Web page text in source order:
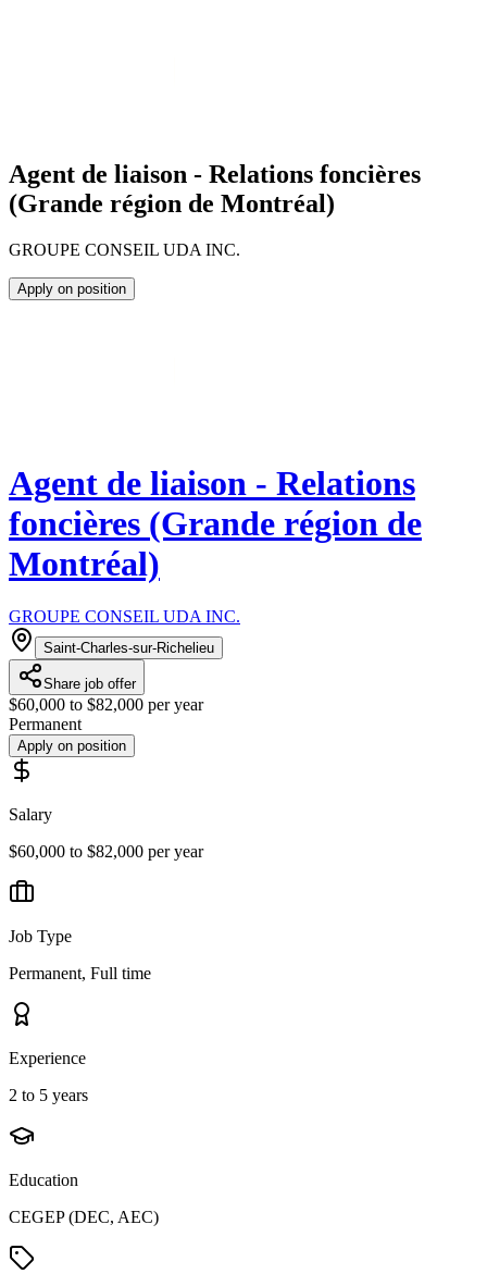
Agent de liaison - Relations foncières
(Grande région de Montréal)
GROUPE CONSEIL UDA INC.
Apply on position
Agent de liaison - Relations
foncières (Grande région de
Montréal)
GROUPE CONSEIL UDA INC.
Saint-Charles-sur-Richelieu
Share job offer
$60,000 to $82,000 per year
Permanent
Apply on position
Salary
$60,000 to $82,000 per year
Job Type
Permanent, Full time
Experience
2 to 5 years
Education
CEGEP (DEC, AEC)